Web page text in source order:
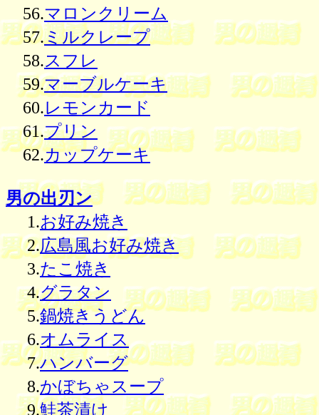
56.マロンクリーム
57.ミルクレープ
58.スフレ
59.マーブルケーキ
60.レモンカード
61.プリン
62.カップケーキ
男の出刃ン
1.お好み焼き
2.広島風お好み焼き
3.たこ焼き
4.グラタン
5.鍋焼きうどん
6.オムライス
7.ハンバーグ
8.かぼちゃスープ
9.鮭茶漬け